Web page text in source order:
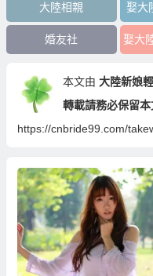
大陸相親 娶大
婚友社
本文由 大陸新娘
轉載請務必保留本
https://cnbride99.com/